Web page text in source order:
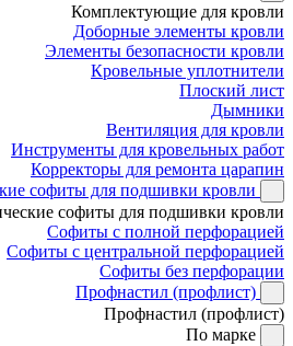
Комплектующие для кровли
Доборные элементы кровли
Элементы безопасности кровли
Кровельные уплотнители
Плоский лист
Дымники
Вентиляция для кровли
Инструменты для кровельных работ
Корректоры для ремонта царапин
софиты для подшивки кровли
софиты для подшивки кровли
Софиты с полной перфорацией
Софиты с центральной перфорацией
Софиты без перфорации
Профнастил (профлист)
Профнастил (профлист)
По марке